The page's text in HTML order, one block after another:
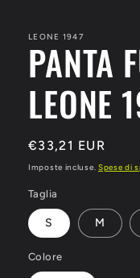
modale
LEONE 1947
PANTA
LEONE
Prezzo
di
€33,21 EUR
Imposte incluse. Spese di
Taglia
S M
Colore